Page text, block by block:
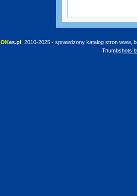
OKes.pl 2010-2025 - sprawdzony katalog stron www,
Thumbshots